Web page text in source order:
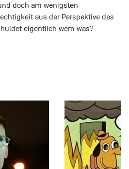
doch am wenigsten
aus der Perspektive des
eigentlich wem was?